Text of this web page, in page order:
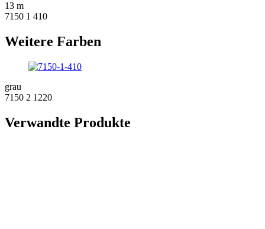
13 m
7150 1 410
Weitere Farben
grau
7150 2 1220
Verwandte Produkte